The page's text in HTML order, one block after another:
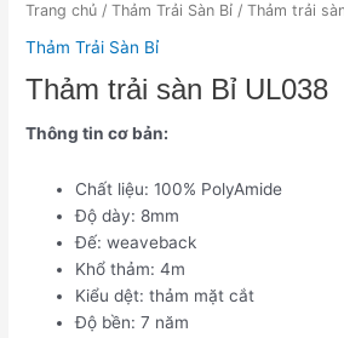
Trang chủ /Thảm Trải Sàn Bỉ / Thảm trải
Thảm Trải Sàn Bỉ
Thảm trải sàn Bỉ UL038
Thông tin cơ bản:
Chất liệu: 100% PolyAmide
Độ dày: 8mm
Đế: weaveback
Khổ thảm: 4m
Kiểu dệt: thảm mặt cắt
Độ bền: 7 năm